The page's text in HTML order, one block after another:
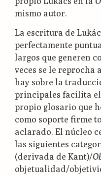
mismo autor.
La escritura de
perfectamente
largos que generen
veces se le reprocha
hay sobre la
principales facilita
propio glosario que
como soporte firme
aclarado. El núcleo
las siguientes
(derivada de Kant)/
objetualidad/